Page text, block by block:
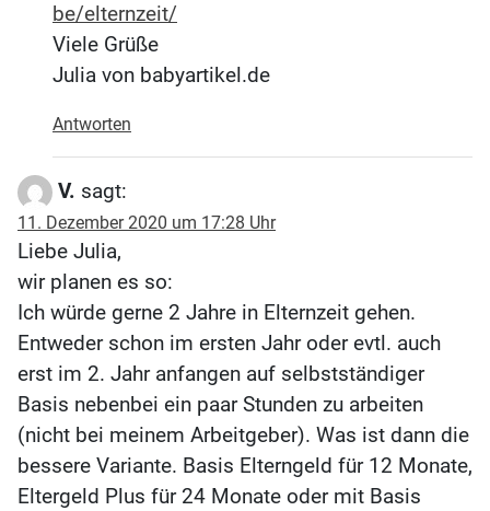
be/elternzeit/
Viele Grüße
Julia von babyartikel.de
Antworten
V. sagt:
11. Dezember 2020 um 17:28 Uhr
Liebe Julia,
wir planen es so:
Ich würde gerne 2 Jahre in Elternzeit gehen.
Entweder schon im ersten Jahr oder evtl. auch
erst im 2. Jahr anfangen auf selbstständiger
Basis nebenbei ein paar Stunden zu arbeiten
(nicht bei meinem Arbeitgeber). Was ist dann die
bessere Variante. Basis Elterngeld für 12 Monate,
Eltergeld Plus für 24 Monate oder mit Basis